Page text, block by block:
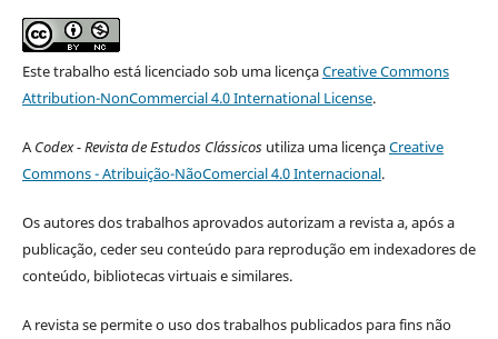
Este trabalho está licenciado sob uma licençaCreative Commons
Attribution-NonCommercial 4.0 International License.
A Codex - Revista de Estudos Clássicosutiliza uma licençaCreative
Commons - Atribuição-NãoComercial 4.0 Internacional.
Os autores dos trabalhos aprovados autorizam a revista a, após a
publicação, ceder seu conteúdo para reprodução em indexadores de
conteúdo, bibliotecas virtuais e similares.
A revista se permite o uso dos trabalhos publicados para fins não